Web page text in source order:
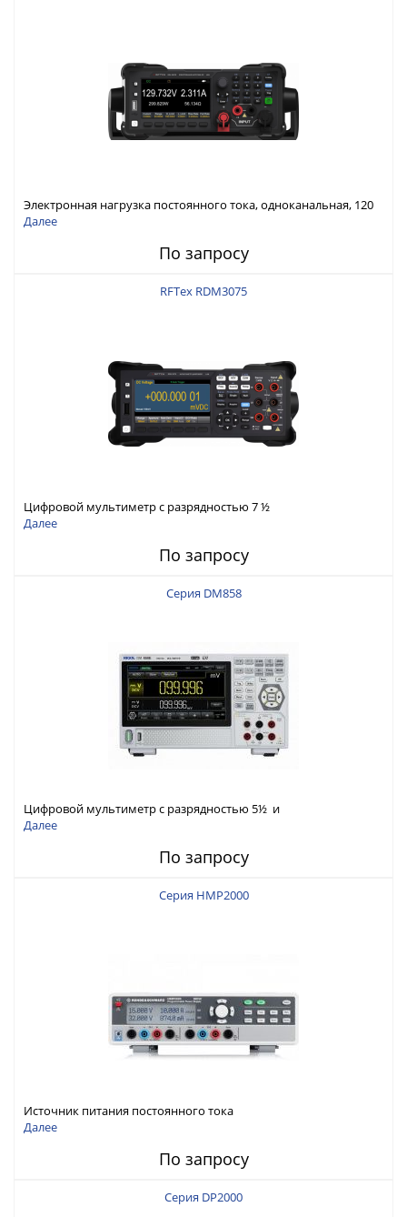
Электронная нагрузка постоянного тока, одноканальная, 120
В, 60 А, 300 Вт
Далее
По запросу
RFTex RDM3075
Цифровой мультиметр с разрядностью 7 ½
Далее
По запросу
Серия DM858
Цифровой мультиметр с разрядностью 5½ и
интерфейсами USB-device, USB-host, LAN и Web control
Далее
По запросу
Серия HMP2000
Источник питания постоянного тока
Далее
По запросу
Серия DP2000